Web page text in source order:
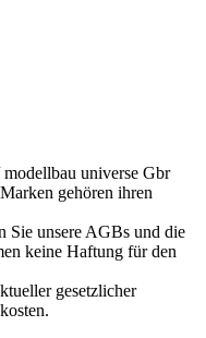
universe Gbr
gehören ihren
Sie unsere AGBs und die
keine Haftung für den
gesetzlicher